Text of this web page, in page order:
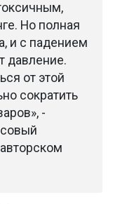
Но полная
и с падением
давление.
от этой
сократить
-